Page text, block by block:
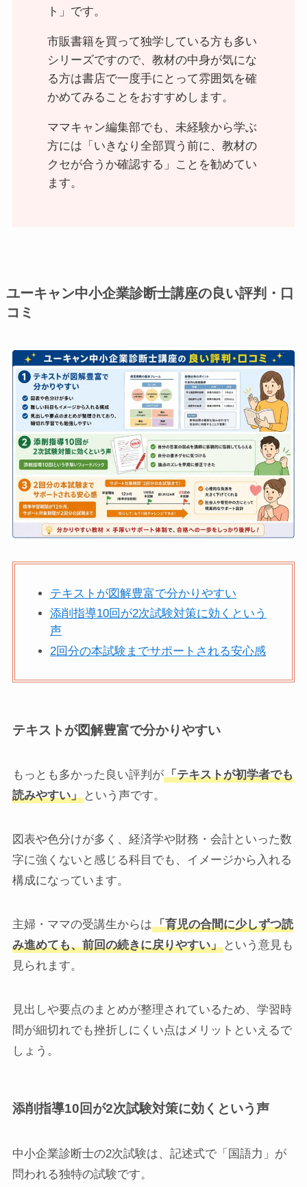
ト」です。
市販書籍を買って独学している方も多い
シリーズですので、教材の中身が気にな
る方は書店で一度手にとって雰囲気を確
かめてみることをおすすめします。
ママキャン編集部でも、未経験から学ぶ
方には「いきなり全部買う前に、教材の
クセが合うか確認する」ことを勧めてい
ます。
ユーキャン中小企業診断士講座の良い評判・口
コミ
テキストが図解豊富で分かりやすい
添削指導10回が2次試験対策に効くという
声
2回分の本試験までサポートされる安心感
テキストが図解豊富で分かりやすい
もっとも多かった良い評判が「テキストが初学者でも
読みやすい」という声です。
図表や色分けが多く、経済学や財務・会計といった数
字に強くないと感じる科目でも、イメージから入れる
構成になっています。
主婦・ママの受講生からは「育児の合間に少しずつ読
み進めても、前回の続きに戻りやすい」という意見も
見られます。
見出しや要点のまとめが整理されているため、学習時
間が細切れでも挫折しにくい点はメリットといえるで
しょう。
添削指導10回が2次試験対策に効くという声
中小企業診断士の2次試験は、記述式で「国語力」が
問われる独特の試験です。